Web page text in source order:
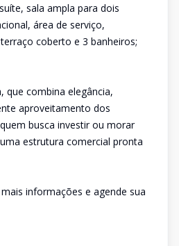
sala ampla para dois
área de serviço,
coberto e 3 banheiros;
que combina elegância,
aproveitamento dos
busca investir ou morar
estrutura comercial pronta
informações e agende sua